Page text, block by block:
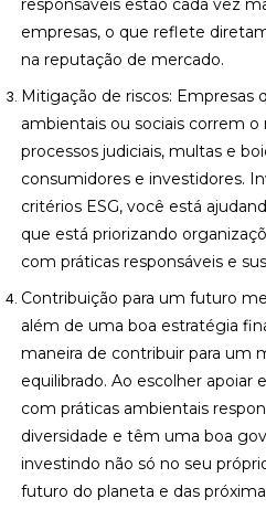
responsáveis estão cada vez
empresas, o que reflete
na reputação de mercado.
Mitigação de riscos: Empresas
ambientais ou sociais correm
processos judiciais, multas e
consumidores e investidores.
critérios ESG, você está
que está priorizando
com práticas responsáveis e
Contribuição para um futuro
além de uma boa estratégia
maneira de contribuir para um
equilibrado. Ao escolher apoiar
com práticas ambientais
diversidade e têm uma boa
investindo não só no seu
futuro do planeta e das